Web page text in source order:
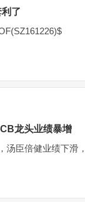
了
龙头业绩暴增
汤臣倍健业绩下滑